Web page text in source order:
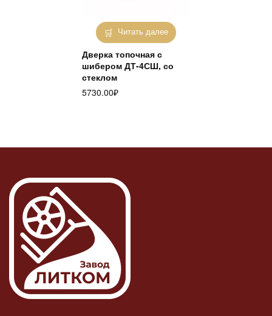
Читать далее
Дверка топочная с
шибером ДТ-4СШ, со
стеклом
5730.00₽